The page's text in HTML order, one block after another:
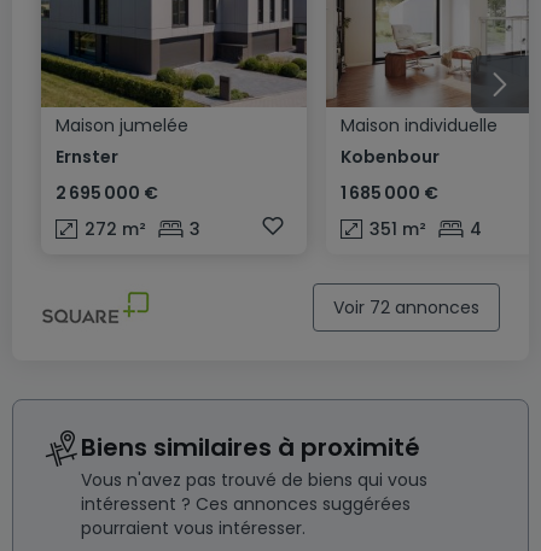
Maison jumelée
Ernster
2 695 000 €
272 m² 3
Maison individuelle
Kobenbour
1 685 000 €
351 m² 4
Voir 72 annonces
Biens similaires à proximité
Vous n'avez pas trouvé de biens qui vous
intéressent ? Ces annonces suggérées
pourraient vous intéresser.